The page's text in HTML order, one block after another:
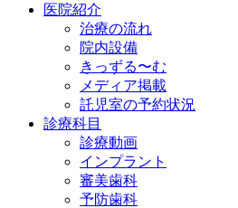
医院紹介
治療の流れ
院内設備
きっずる〜む
メディア掲載
託児室の予約状況
診療科目
診療動画
インプラント
審美歯科
予防歯科